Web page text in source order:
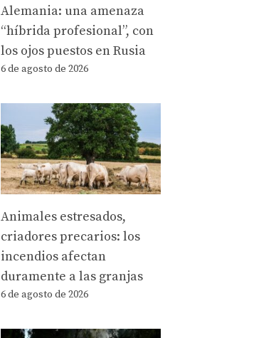
Alemania: una amenaza
“híbrida profesional”, con
los ojos puestos en Rusia
6 de agosto de 2026
Animales estresados,
criadores precarios: los
incendios afectan
duramente a las granjas
6 de agosto de 2026